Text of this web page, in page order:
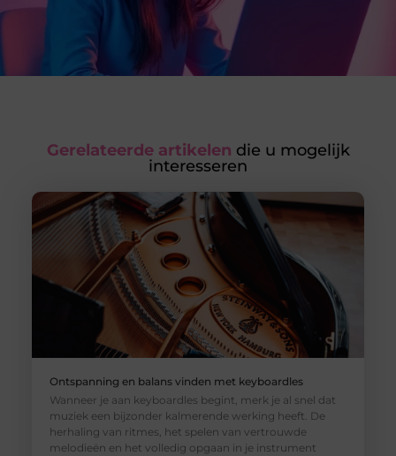
Gerelateerde artikelen die u mogelijk
interesseren
Ontspanning en balans vinden met keyboardles
Wanneer je aan keyboardles begint, merk je al snel dat
muziek een bijzonder kalmerende werking heeft. De
herhaling van ritmes, het spelen van vertrouwde
melodieën en het volledig opgaan in je instrument